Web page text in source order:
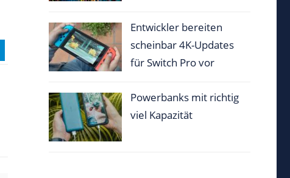
Entwickler bereiten
scheinbar 4K-Updates
für Switch Pro vor
Powerbanks mit richtig
viel Kapazität